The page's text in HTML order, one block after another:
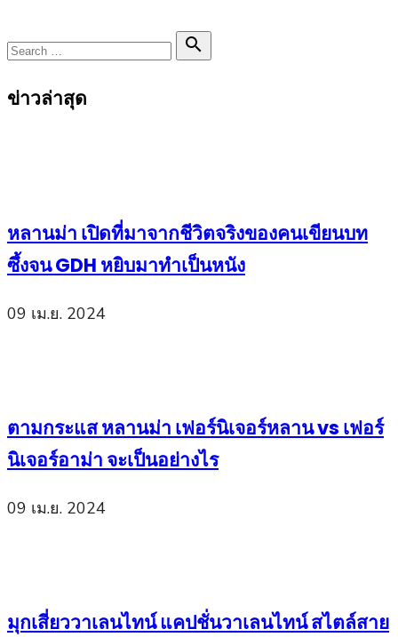
Search

Search
ข่าวล่าสุด
หลานม่า เปิดที่มาจากชีวิตจริงของคนเขียนบท
ซึ้งจน GDH หยิบมาทำเป็นหนัง
09 เม.ย. 2024
ตามกระแส หลานม่า เฟอร์นิเจอร์หลาน vs เฟอร์
นิเจอร์อาม่า จะเป็นอย่างไร
09 เม.ย. 2024
มุกเสี่ยววาเลนไทน์ แคปชั่นวาเลนไทน์ สไตล์สาย